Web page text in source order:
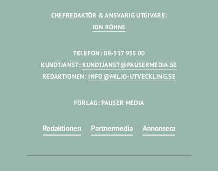
CHEFREDAKTÖR & ANSVARIG UTGIVARE:
JON RÖHNE
TELEFON: 08-517 955 00
KUNDTJÄNST: KUNDTJANST@PAUSERMEDIA.SE
REDAKTIONEN: INFO@MILJO-UTVECKLING.SE
FÖRLAG: PAUSER MEDIA
Redaktionen Partnermedia Annonsera